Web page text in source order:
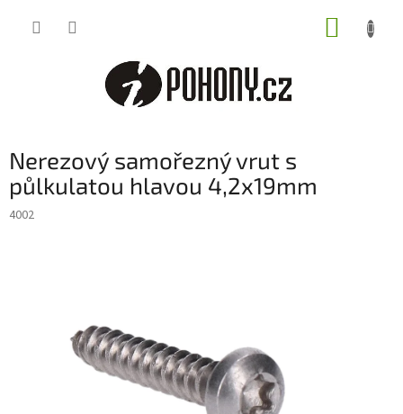
Nerezový samořezný vrut s
půlkulatou hlavou 4,2x19mm
4002